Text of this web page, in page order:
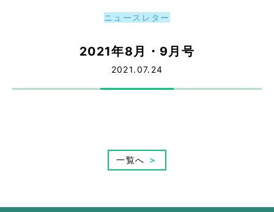
ニュースレター
2021年8月・9月号
2021.07.24
一覧へ ＞